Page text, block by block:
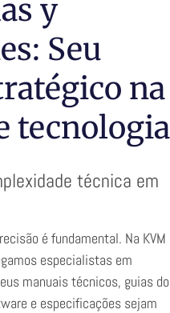
y
Seu
na
tecnologia
técnica em
é fundamental. Na KVM
especialistas em
manuais técnicos, guias do
e especificações sejam